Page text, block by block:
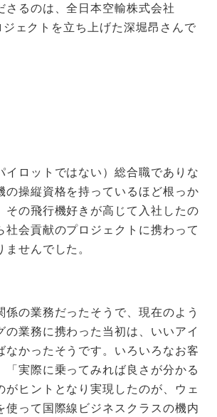
さるのは、全日本空輸株式会社
ェクトを立ち上げた深堀昂さんで
イロットではない）総合職でありな
の操縦資格を持っているほど根っか
その飛行機好きが高じて入社したの
社会貢献のプロジェクトに携わって
せんでした。
係の業務だったそうで、現在のよう
の業務に携わった当初は、いいアイ
なかったそうです。いろいろなお客
「実際に乗ってみれば良さが分かる
がヒントとなり実現したのが、ウェ
使って国際線ビジネスクラスの機内